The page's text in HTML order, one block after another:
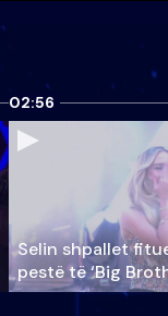
02:56
Selin shpallet
pestë të ‘Big